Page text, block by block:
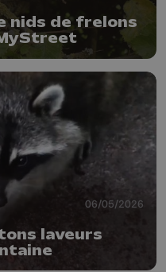
nids de frelons
06/05/2026
laveurs